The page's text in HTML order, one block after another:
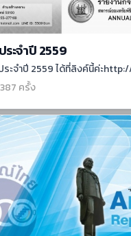
ะจำปี 2559
387 ครั้ง